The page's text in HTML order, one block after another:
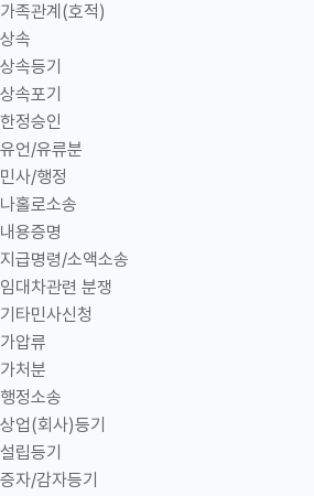
가족관계(호적)
상속
상속등기
상속포기
한정승인
유언/유류분
민사/행정
나홀로소송
내용증명
지급명령/소액소송
임대차관련 분쟁
기타민사신청
가압류
가처분
행정소송
상업(회사)등기
설립등기
증자/감자등기